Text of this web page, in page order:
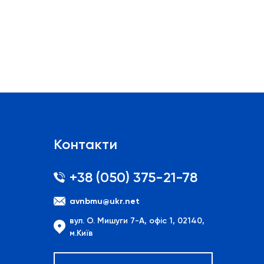
Контакти
+38 (050) 375-21-78
avnbmu@ukr.net
вул. О. Мишуги 7-А, офіс 1, 02140,
м.Київ